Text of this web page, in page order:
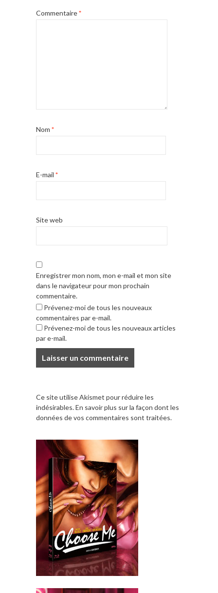
Commentaire*
Nom *
E-mail *
Site web
Enregistrer mon nom, mon e-mail et mon site
dans le navigateur pour mon prochain
commentaire.
Prévenez-moi de tous les nouveaux
commentaires par e-mail.
Prévenez-moi de tous les nouveaux articles
par e-mail.
Ce site utilise Akismet pour réduire les
indésirables.En savoir plus sur la façon dont les
données de vos commentaires sont traitées.